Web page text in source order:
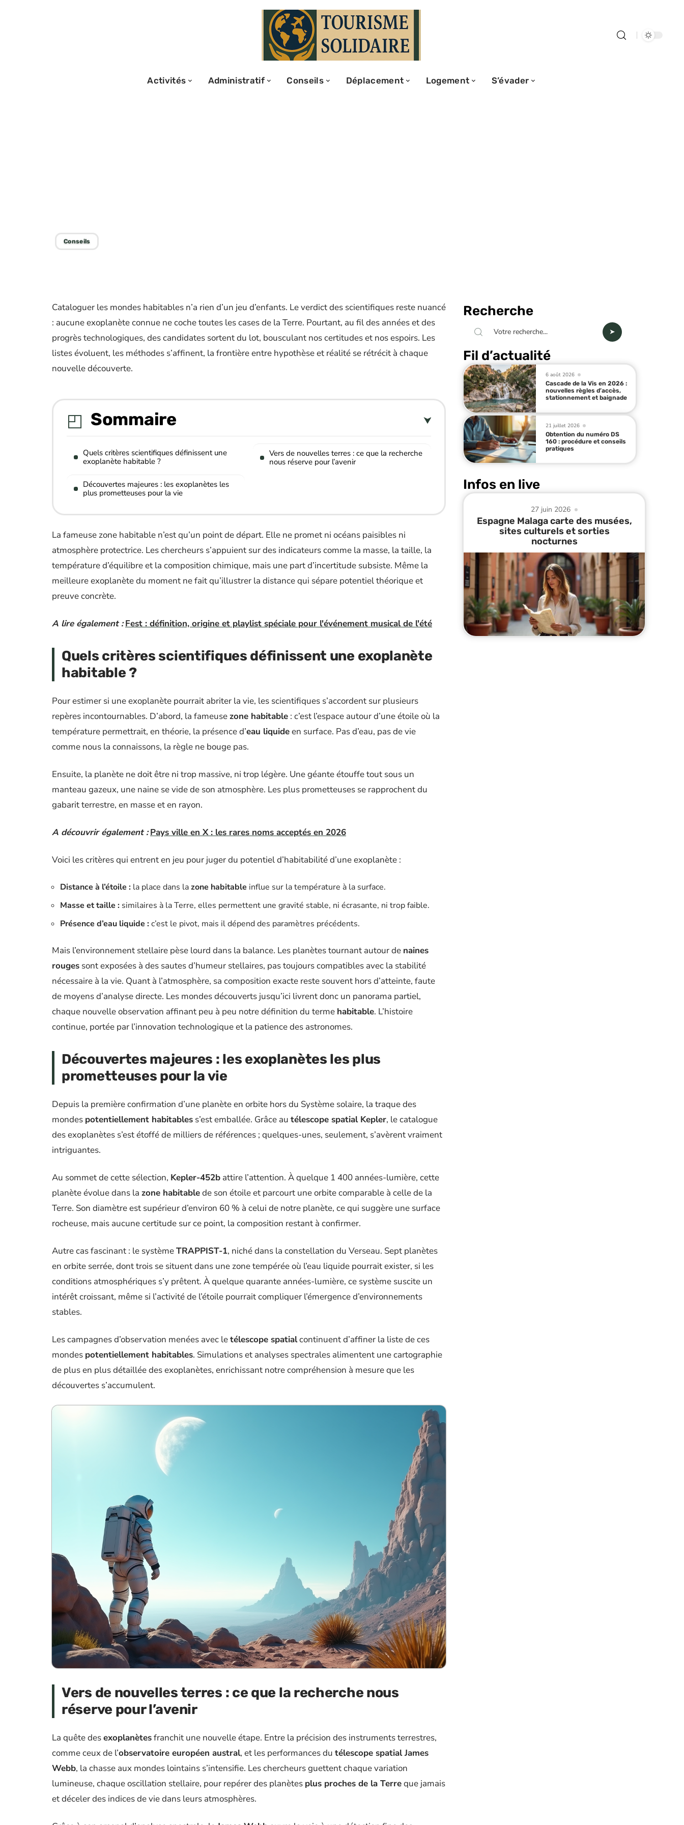
Activités Administratif Conseils Déplacement Logement S’évader
Conseils
Cataloguer les mondes habitables n’a rien d’un jeu d’enfants. Le verdict des scientifiques reste nuancé
: aucune exoplanète connue ne coche toutes les cases de la Terre. Pourtant, au fil des années et des
progrès technologiques, des candidates sortent du lot, bousculant nos certitudes et nos espoirs. Les
listes évoluent, les méthodes s’affinent, la frontière entre hypothèse et réalité se rétrécit à chaque
nouvelle découverte.
Sommaire
Quels critères scientifiques définissent une
exoplanète habitable ?
Découvertes majeures : les exoplanètes les
plus prometteuses pour la vie
Vers de nouvelles terres : ce que la recherche
nous réserve pour l’avenir
La fameuse zone habitable n’est qu’un point de départ. Elle ne promet ni océans paisibles ni
atmosphère protectrice. Les chercheurs s’appuient sur des indicateurs comme la masse, la taille, la
température d’équilibre et la composition chimique, mais une part d’incertitude subsiste. Même la
meilleure exoplanète du moment ne fait qu’illustrer la distance qui sépare potentiel théorique et
preuve concrète.
A lire également : Fest : définition, origine et playlist spéciale pour l'événement musical de l'été
Quels critères scientifiques définissent une exoplanète
habitable ?
Pour estimer si une exoplanète pourrait abriter la vie, les scientifiques s’accordent sur plusieurs
repères incontournables. D’abord, la fameusezone habitable : c’est l’espace autour d’une étoile où la
température permettrait, en théorie, la présence d’eau liquideen surface. Pas d’eau, pas de vie
comme nous la connaissons, la règle ne bouge pas.
Ensuite, la planète ne doit être ni trop massive, ni trop légère. Une géante étouffe tout sous un
manteau gazeux, une naine se vide de son atmosphère. Les plus prometteuses se rapprochent du
gabarit terrestre, en masse et en rayon.
A découvrir également : Pays ville en X : les rares noms acceptés en 2026
Voici les critères qui entrent en jeu pour juger du potentiel d’habitabilité d’une exoplanète :
Distance à l’étoile : la place dans lazone habitable influe sur la température à la surface.
Masse et taille : similaires à la Terre, elles permettent une gravité stable, ni écrasante, ni trop faible.
Présence d’eau liquide :c’est le pivot, mais il dépend des paramètres précédents.
Mais l’environnement stellaire pèse lourd dans la balance. Les planètes tournant autour de naines
rouges sont exposées à des sautes d’humeur stellaires, pas toujours compatibles avec la stabilité
nécessaire à la vie. Quant à l’atmosphère, sa composition exacte reste souvent hors d’atteinte, faute
de moyens d’analyse directe. Les mondes découverts jusqu’ici livrent donc un panorama partiel,
chaque nouvelle observation affinant peu à peu notre définition du terme habitable. L’histoire
continue, portée par l’innovation technologique et la patience des astronomes.
Découvertes majeures : les exoplanètes les plus
prometteuses pour la vie
Depuis la première confirmation d’une planète en orbite hors du Système solaire, la traque des
mondes potentiellement habitables s’est emballée. Grâce au télescope spatial Kepler, le catalogue
des exoplanètes s’est étoffé de milliers de références ; quelques-unes, seulement, s’avèrent vraiment
intriguantes.
Au sommet de cette sélection, Kepler-452b attire l’attention. À quelque 1 400 années-lumière, cette
planète évolue dans la zone habitablede son étoile et parcourt une orbite comparable à celle de la
Terre. Son diamètre est supérieur d’environ 60 % à celui de notre planète, ce qui suggère une surface
rocheuse, mais aucune certitude sur ce point, la composition restant à confirmer.
Autre cas fascinant : le systèmeTRAPPIST-1, niché dans la constellation du Verseau. Sept planètes
en orbite serrée, dont trois se situent dans une zone tempérée où l’eau liquide pourrait exister, si les
conditions atmosphériques s’y prêtent. À quelque quarante années-lumière, ce système suscite un
intérêt croissant, même si l’activité de l’étoile pourrait compliquer l’émergence d’environnements
stables.
Les campagnes d’observation menées avec letélescope spatialcontinuent d’affiner la liste de ces
mondes potentiellement habitables. Simulations et analyses spectrales alimentent une cartographie
de plus en plus détaillée des exoplanètes, enrichissant notre compréhension à mesure que les
découvertes s’accumulent.
Vers de nouvelles terres : ce que la recherche nous
réserve pour l’avenir
La quête desexoplanètesfranchit une nouvelle étape. Entre la précision des instruments terrestres,
comme ceux de l’observatoire européen austral, et les performances du télescope spatial James
Webb, la chasse aux mondes lointains s’intensifie. Les chercheurs guettent chaque variation
lumineuse, chaque oscillation stellaire, pour repérer des planètes plus proches de la Terreque jamais
et déceler des indices de vie dans leurs atmosphères.
Recherche
Fil d’actualité
6 août 2026
Cascade de la Vis en 2026 :
nouvelles règles d’accès,
stationnement et baignade
21 juillet 2026
Obtention du numéro DS
160 : procédure et conseils
pratiques
Infos en live
27 juin 2026
Espagne Malaga carte des musées,
sites culturels et sorties
nocturnes